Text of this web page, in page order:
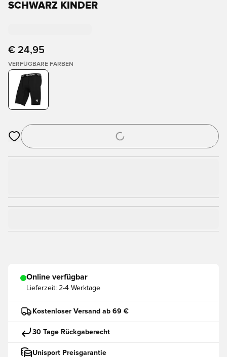
SCHWARZ KINDER
€ 24,95
VERFÜGBARE FARBEN
Öffnet ein Fenster zum Anmelden oder Registrieren als
Online verfügbar
Lieferzeit: 2-4 Werktage
Kostenloser Versand ab 69 €
30 Tage Rückgaberecht
Unisport Preisgarantie